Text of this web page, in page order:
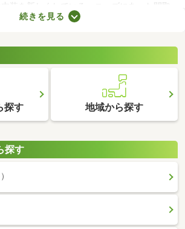
装を新しくしている・ニーズにあった間取
住みやすさが格段にアップしていることが
を見つけましょう。
続きを見る
探す 地域から探す
探す